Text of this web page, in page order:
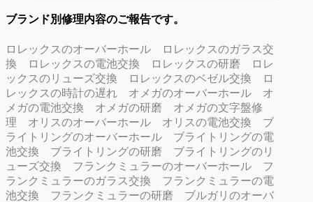
ブランド別修理内容のご報告です。
ロレックスのオーバーホール
ロレックスのガラス交
換
ロレックスの電池交換 ロレックスの研磨
ロレ
ックスのリューズ交換
ロレックスのベゼル交換
ロ
レックスの時計の遅れ
オメガのオーバーホール
オ
メガの電池交換
オメガの研磨
オメガの文字盤修
理
オリスのオーバーホール オリスの電池交換
ブ
ライトリングのオーバーホール
ブライトリングの電
池交換
ブライトリングの研磨
ブライトリングのリ
ューズ交換
フランクミュラーのオーバーホール
フ
ランクミュラーのガラス交換
フランクミュラーの電
池交換
フランクミュラーの研磨
ブルガリのオーバ